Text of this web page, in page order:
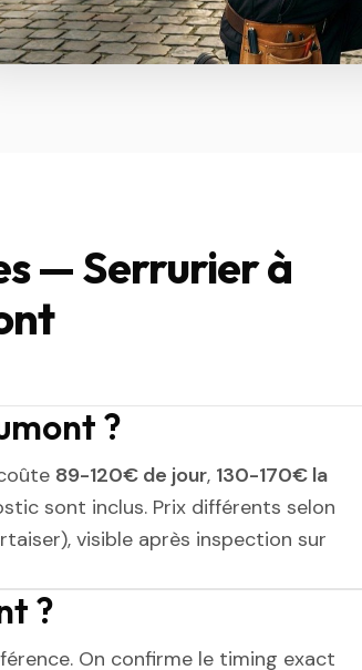
— Serrurier à
?
89-120€ de jour, 130-170€ la
sont inclus. Prix différents selon
visible après inspection sur
?
On confirme le timing exact